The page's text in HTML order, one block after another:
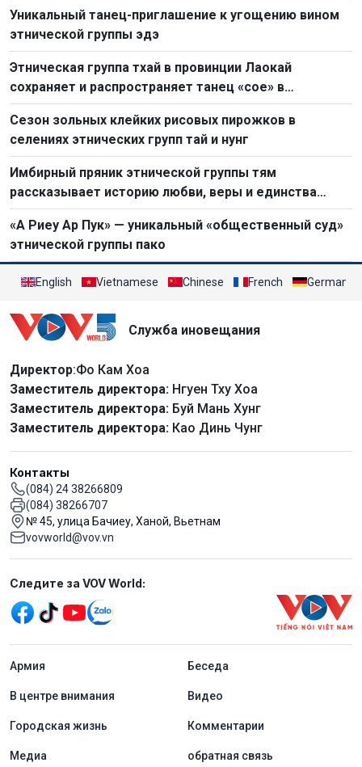
Уникальный танец-приглашение к угощению вином
этнической группы эдэ
Этническая группа тхай в провинции Лаокай
сохраняет и распространяет танец «сое» в
современной жизни
Сезон зольных клейких рисовых пирожков в
селениях этнических групп тай и нунг
Имбирный пряник этнической группы тям
рассказывает историю любви, веры и единства
общины
«А Риеу Ар Пук» — уникальный «общественный суд»
этнической группы пако
English Vietnamese Chinese French German
Служба иновещания
Директор:Фо Кам Хоа
Заместитель директора: Нгуен Тху Хоа
Заместитель директора: Буй Мань Хунг
Заместитель директора: Као Динь Чунг
Контакты
(084) 24 38266809
(084) 38266707
№ 45, улица Бачиеу, Ханой, Вьетнам
vovworld@vov.vn
Mạng xã hội
Следите за VOV World:
menu footer tiếng Nga
Aрмия Беседа
В центре внимания Видео
Городская жизнь Комментарии
Медиа обратная связь